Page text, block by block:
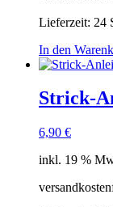
Lieferzeit: 24
In den
Strick-
6,90 €
inkl. 19 %